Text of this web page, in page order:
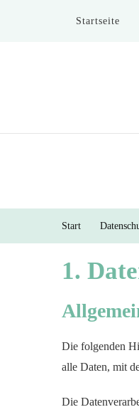
Startseite
Start
1.
Die folgenden
alle Daten, mit
Die